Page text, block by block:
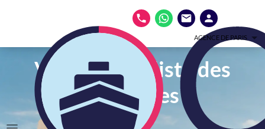
AGENCE DE PARIS
Votre spécialiste des
croisières